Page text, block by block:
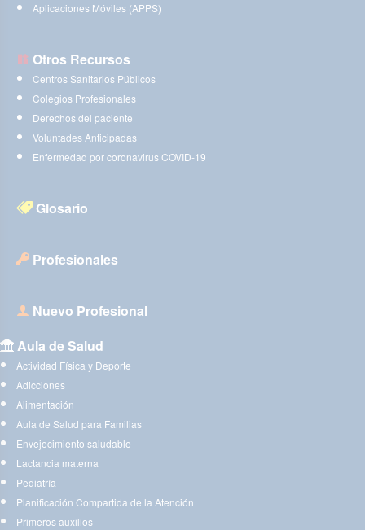
Aplicaciones Móviles (APPS)
Otros Recursos
Centros Sanitarios Públicos
Colegios Profesionales
Derechos del paciente
Voluntades Anticipadas
Enfermedad por coronavirus COVID-19
Glosario
Profesionales
Nuevo Profesional
Aula de Salud
Actividad Física y Deporte
Adicciones
Alimentación
Aula de Salud para Familias
Envejecimiento saludable
Lactancia materna
Pediatría
Planificación Compartida de la Atención
Primeros auxilios